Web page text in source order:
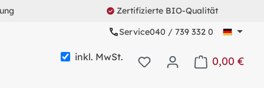
Zertifizierte BIO-Qualität
Service040 / 739 332 0
inkl. MwSt. 0,00 €
Warenkorb